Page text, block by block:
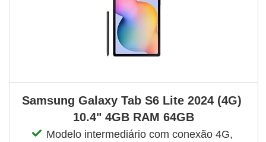
Samsung Galaxy Tab S6 Lite 2024 (4G)
10.4" 4GB RAM 64GB
Modelo intermediário com conexão 4G,